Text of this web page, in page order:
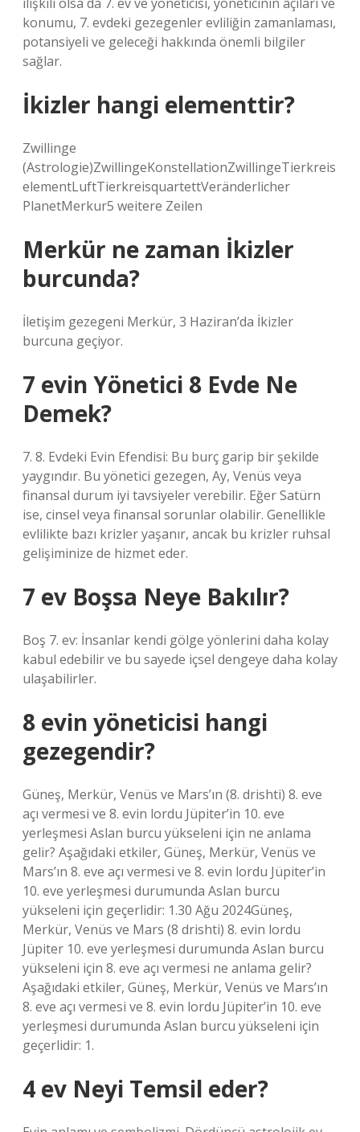
konumu, 7. evdeki gezegenler evliliğin zamanlaması,
potansiyeli ve geleceği hakkında önemli bilgiler
sağlar.
İkizler hangi elementtir?
Zwillinge
(Astrologie)ZwillingeKonstellationZwillingeTierkreis
elementLuftTierkreisquartettVeränderlicher
PlanetMerkur5 weitere Zeilen
Merkür ne zaman İkizler
burcunda?
İletişim gezegeni Merkür, 3 Haziran’da İkizler
burcuna geçiyor.
7 evin Yönetici 8 Evde Ne
Demek?
7. 8. Evdeki Evin Efendisi: Bu burç garip bir şekilde
yaygındır. Bu yönetici gezegen, Ay, Venüs veya
finansal durum iyi tavsiyeler verebilir. Eğer Satürn
ise, cinsel veya finansal sorunlar olabilir. Genellikle
evlilikte bazı krizler yaşanır, ancak bu krizler ruhsal
gelişiminize de hizmet eder.
7 ev Boşsa Neye Bakılır?
Boş 7. ev: İnsanlar kendi gölge yönlerini daha kolay
kabul edebilir ve bu sayede içsel dengeye daha kolay
ulaşabilirler.
8 evin yöneticisi hangi
gezegendir?
Güneş, Merkür, Venüs ve Mars’ın (8. drishti) 8. eve
açı vermesi ve 8. evin lordu Jüpiter’in 10. eve
yerleşmesi Aslan burcu yükseleni için ne anlama
gelir? Aşağıdaki etkiler, Güneş, Merkür, Venüs ve
Mars’ın 8. eve açı vermesi ve 8. evin lordu Jüpiter’in
10. eve yerleşmesi durumunda Aslan burcu
yükseleni için geçerlidir: 1.30 Ağu 2024Güneş,
Merkür, Venüs ve Mars (8 drishti) 8. evin lordu
Jüpiter 10. eve yerleşmesi durumunda Aslan burcu
yükseleni için 8. eve açı vermesi ne anlama gelir?
Aşağıdaki etkiler, Güneş, Merkür, Venüs ve Mars’ın
8. eve açı vermesi ve 8. evin lordu Jüpiter’in 10. eve
yerleşmesi durumunda Aslan burcu yükseleni için
geçerlidir: 1.
4 ev Neyi Temsil eder?